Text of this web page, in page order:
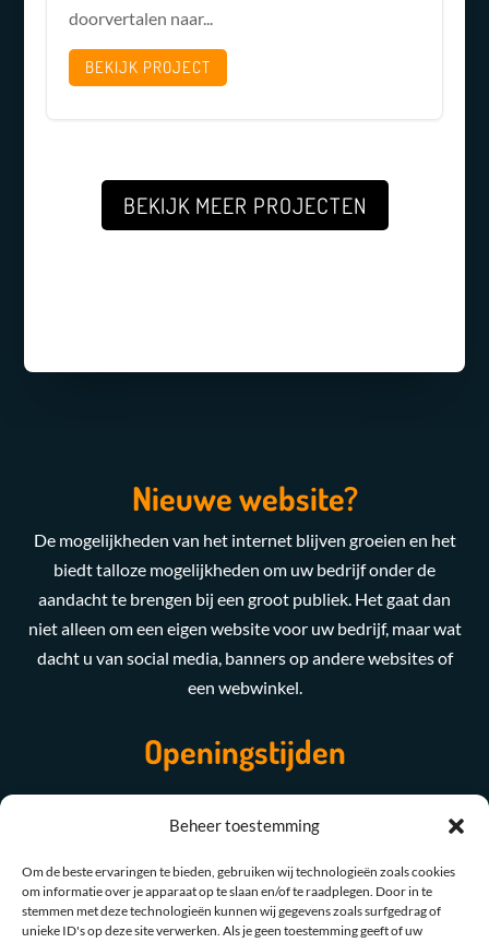
Beheer toestemming
Om de beste ervaringen te bieden, gebruiken wij technologieën zoals cookies
om informatie over je apparaat op te slaan en/of te raadplegen. Door in te
stemmen met deze technologieën kunnen wij gegevens zoals surfgedrag of
unieke ID's op deze site verwerken. Als je geen toestemming geeft of uw
doorvertalen naar...
BEKIJK PROJECT
BEKIJK MEER PROJECTEN
Nieuwe website?
De mogelijkheden van het internet blijven groeien en het
biedt talloze mogelijkheden om uw bedrijf onder de
aandacht te brengen bij een groot publiek. Het gaat dan
niet alleen om een eigen website voor uw bedrijf, maar wat
dacht u van social media, banners op andere websites of
een webwinkel.
Openingstijden
Maandag t/m Vrijdag
08:00 - 17:00